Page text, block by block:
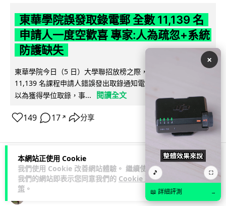
本網站正使用 Cookie
我們使用 Cookie 改善網站體驗。 繼續使用
我們的網站即表示您同意我們的 Cookie 政
策 。
東華學院誤發取錄電郵 全數 11,139 名
申請人一度空歡喜 專家:人為疏忽+系統
防護缺失
東華學院今日（5 日）大學聯招放榜之際，因人為疏忽向全數
11,139 名課程申請人錯誤發出取錄通知電郵，令大批考生一度
以為獲得學位取錄，事...
閱讀全文
149 17 ↗ 分享
科技娛樂 影視娛樂
×
🎵 ⛶
📖 詳細評測 →